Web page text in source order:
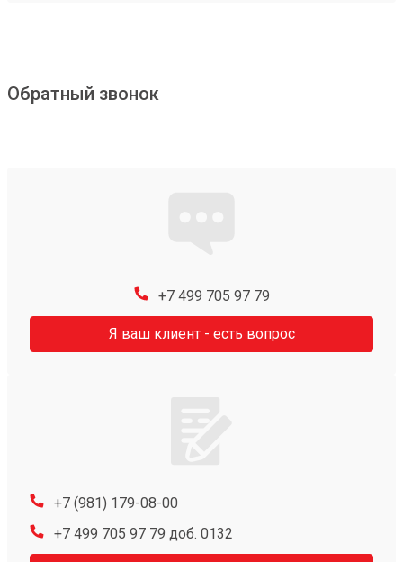
Обратный звонок
+7 499 705 97 79
Я ваш клиент - есть вопрос
+7 (981) 179-08-00
+7 499 705 97 79 доб. 0132